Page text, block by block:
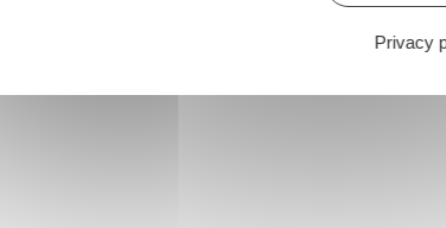
Privacy